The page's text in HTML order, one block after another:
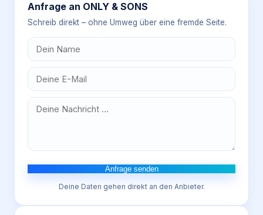
Anfrage an ONLY & SONS
Schreib direkt – ohne Umweg über eine fremde Seite.
Anfrage senden
Deine Daten gehen direkt an den Anbieter.